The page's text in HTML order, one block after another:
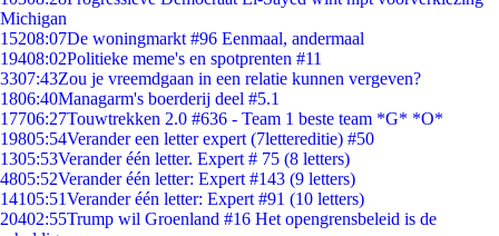
Michigan
15208:07De woningmarkt #96 Eenmaal, andermaal
19408:02Politieke meme's en spotprenten #11
3307:43Zou je vreemdgaan in een relatie kunnen vergeven?
1806:40Managarm's boerderij deel #5.1
17706:27Touwtrekken 2.0 #636 - Team 1 beste team *G* *O*
19805:54Verander een letter expert (7lettereditie) #50
1305:53Verander één letter. Expert # 75 (8 letters)
4805:52Verander één letter: Expert #143 (9 letters)
14105:51Verander één letter: Expert #91 (10 letters)
20402:55Trump wil Groenland #16 Het opengrensbeleid is de